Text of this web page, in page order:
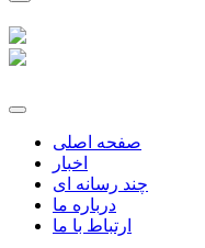
صفحه اصلی
اخبار
چند رسانه ای
درباره ما
ارتباط با ما